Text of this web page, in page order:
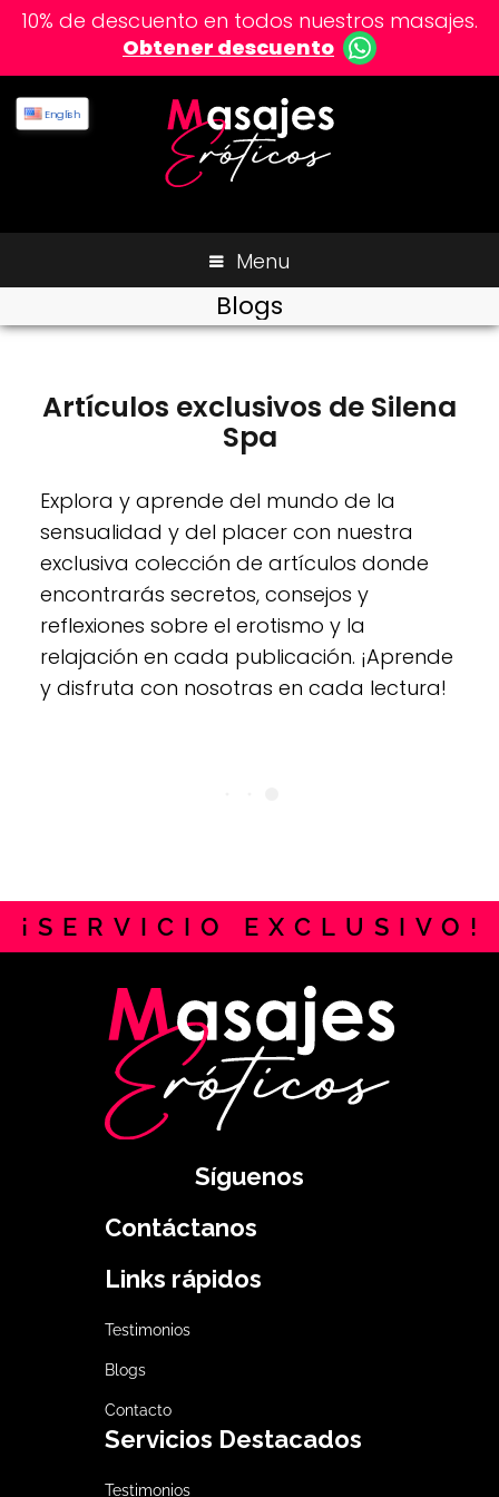
10% de descuento en todos nuestros masajes.
Obtener descuento
English
Menu
Blogs
Artículos exclusivos de Silena
Spa
Explora y aprende del mundo de la
sensualidad y del placer con nuestra
exclusiva colección de artículos donde
encontrarás secretos, consejos y
reflexiones sobre el erotismo y la
relajación en cada publicación. ¡Aprende
y disfruta con nosotras en cada lectura!
¡ S E R V I C I O E X C L U S I V O !
Síguenos
Contáctanos
Links rápidos
Testimonios
Blogs
Contacto
Servicios Destacados
Testimonios